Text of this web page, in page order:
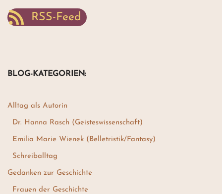
RSS-Feed
BLOG-KATEGORIEN:
Alltag als Autorin
Dr. Hanna Rasch (Geisteswissenschaft)
Emilia Marie Wienek (Belletristik/Fantasy)
Schreiballtag
Gedanken zur Geschichte
Frauen der Geschichte